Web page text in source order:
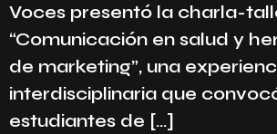
Voces presentó la charla-
“Comunicación en salud y
de marketing”, una
interdisciplinaria que
estudiantes de […]